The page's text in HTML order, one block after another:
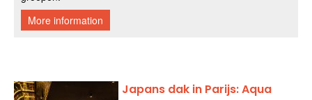
Japans dak in Parijs: Aqua